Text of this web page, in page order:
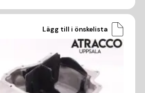
Lägg till i önskelista